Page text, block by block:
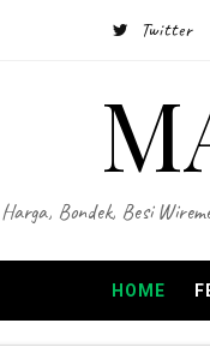
Twitter
Bondek, Besi
HOME